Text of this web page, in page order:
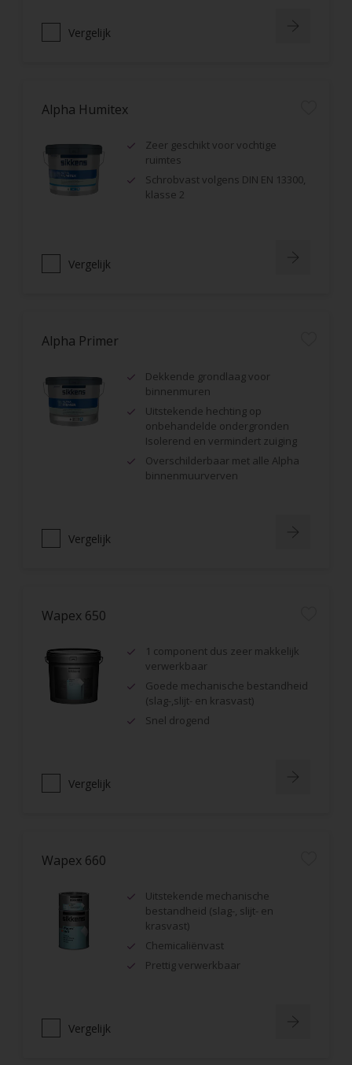
Vergelijk
Alpha Humitex
Zeer geschikt voor vochtige
ruimtes
Schrobvast volgens DIN EN 13300,
klasse 2
Vergelijk
Alpha Primer
Dekkende grondlaag voor
binnenmuren
Uitstekende hechting op
onbehandelde ondergronden
Isolerend en vermindert zuiging
Overschilderbaar met alle Alpha
binnenmuurverven
Vergelijk
Wapex 650
1 component dus zeer makkelijk
verwerkbaar
Goede mechanische bestandheid
(slag-,slijt- en krasvast)
Snel drogend
Vergelijk
Wapex 660
Uitstekende mechanische
bestandheid (slag-, slijt- en
krasvast)
Chemicaliënvast
Prettig verwerkbaar
Vergelijk